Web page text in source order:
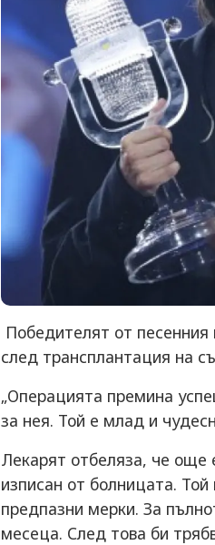
Победителят от песенния
след трансплантация на
„Операцията премина
за нея. Той е млад и
Лекарят отбеляза, че още
изписан от болницата.
предпазни мерки. За
месеца. След това би